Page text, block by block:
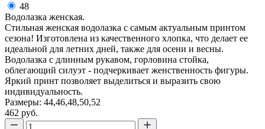
48
Водолазка женская.
Стильная женская водолазка с самым актуальным принтом
сезона! Изготовлена из качественного хлопка, что делает ее
идеальной для летних дней, также для осени и весны.
Водолазка с длинным рукавом, горловина стойка,
облегающий силуэт - подчеркивает женственность фигуры.
Яркий принт позволяет выделиться и выразить свою
индивидуальность.
Размеры: 44,46,48,50,52
462 руб.